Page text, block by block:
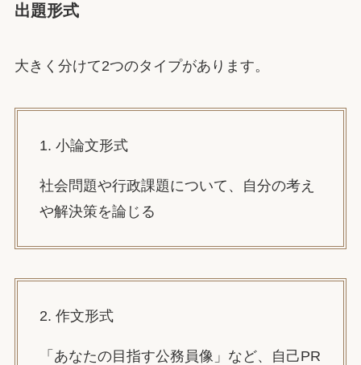
出題形式
大きく分けて2つのタイプがあります。
1. 小論文形式
社会問題や行政課題について、自分の考え
や解決策を論じる
2. 作文形式
「あなたの目指す公務員像」など、自己PR